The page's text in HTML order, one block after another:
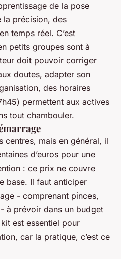
de la pose
la précision, des
temps réel. C’est
petits groupes sont à
doit pouvoir corriger
doutes, adapter son
des horaires
permettent aux actives
tout chambouler.
centres, mais en général, il
d’euros pour une
: ce prix ne couvre
base. Il faut anticiper
- comprenant pinces,
à prévoir dans un budget
est essentiel pour
car la pratique, c’est ce